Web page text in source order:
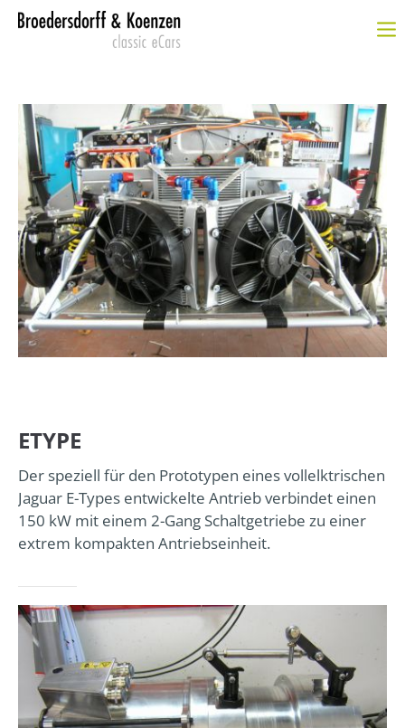
Passwort
Anmelden
Register|Lost your password?
SUPPORT
24h/ 365days
We offer support for our customers
Get in touch
Cybersteel Inc.
376-293 City Road, Suite 600
San Francisco, CA 94102
ETYPE
Der speziell für den Prototypen eines vollelktrischen
Jaguar E-Types entwickelte Antrieb verbindet einen
150 kW mit einem 2-Gang Schaltgetriebe zu einer
extrem kompakten Antriebseinheit.